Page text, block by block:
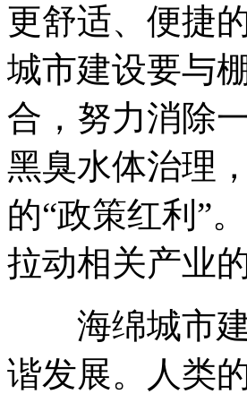
更舒适、便捷
城市建设要与
合，努力消除
黑臭水体治理
的“政策红利”
拉动相关产业
海绵城市建
谐发展。人类